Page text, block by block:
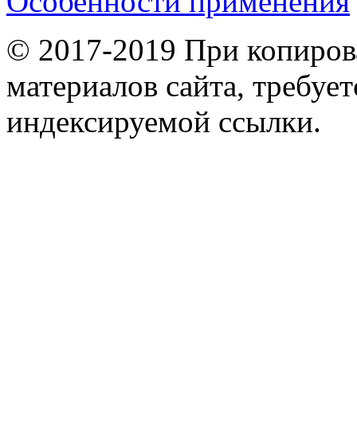
© 2017-2019 При
материалов сайта,
индексируемой ссылки.